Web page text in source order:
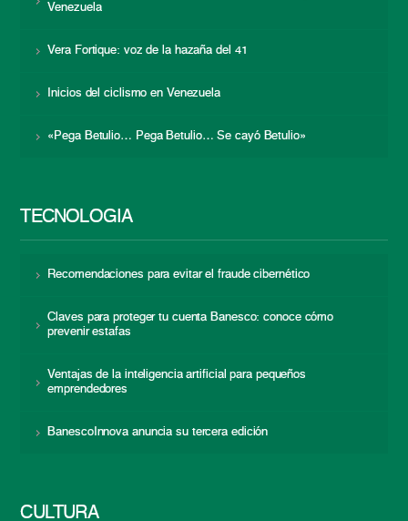
Venezuela
Vera Fortique: voz de la hazaña del 41
Inicios del ciclismo en Venezuela
«Pega Betulio… Pega Betulio… Se cayó Betulio»
TECNOLOGÍA
Recomendaciones para evitar el fraude cibernético
Claves para proteger tu cuenta Banesco: conoce cómo
prevenir estafas
Ventajas de la inteligencia artificial para pequeños
emprendedores
BanescoInnova anuncia su tercera edición
CULTURA